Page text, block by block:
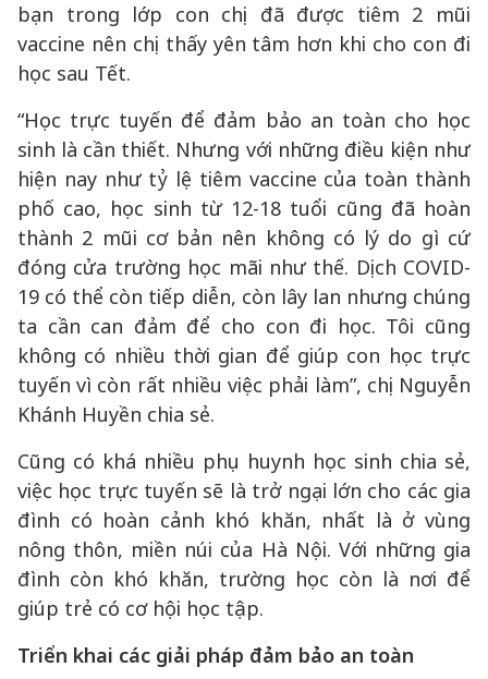
bạn trong lớp con chị đã được tiêm 2 mũi
vaccine nên chị thấy yên tâm hơn khi cho con đi
học sau Tết.
“Học trực tuyến để đảm bảo an toàn cho học
sinh là cần thiết. Nhưng với những điều kiện như
hiện nay như tỷ lệ tiêm vaccine của toàn thành
phố cao, học sinh từ 12-18 tuổi cũng đã hoàn
thành 2 mũi cơ bản nên không có lý do gì cứ
đóng cửa trường học mãi như thế. Dịch COVID-
19 có thể còn tiếp diễn, còn lây lan nhưng chúng
ta cần can đảm để cho con đi học. Tôi cũng
không có nhiều thời gian để giúp con học trực
tuyến vì còn rất nhiều việc phải làm”, chị Nguyễn
Khánh Huyền chia sẻ.
Cũng có khá nhiều phụ huynh học sinh chia sẻ,
việc học trực tuyến sẽ là trở ngại lớn cho các gia
đình có hoàn cảnh khó khăn, nhất là ở vùng
nông thôn, miền núi của Hà Nội. Với những gia
đình còn khó khăn, trường học còn là nơi để
giúp trẻ có cơ hội học tập.
Triển khai các giải pháp đảm bảo an toàn